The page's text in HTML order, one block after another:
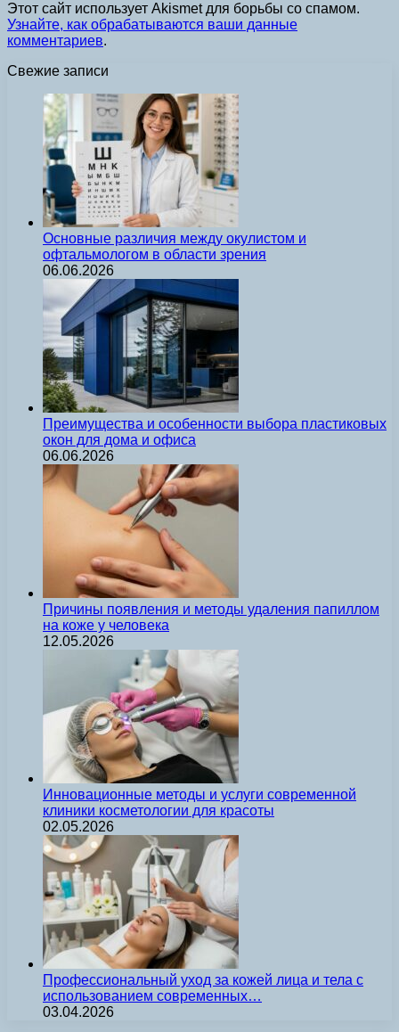
Этот сайт использует Akismet для борьбы со спамом.
Узнайте, как обрабатываются ваши данные
комментариев.
Свежие записи
Основные различия между окулистом и
офтальмологом в области зрения
06.06.2026
Преимущества и особенности выбора пластиковых
окон для дома и офиса
06.06.2026
Причины появления и методы удаления папиллом
на коже у человека
12.05.2026
Инновационные методы и услуги современной
клиники косметологии для красоты
02.05.2026
Профессиональный уход за кожей лица и тела с
использованием современных…
03.04.2026